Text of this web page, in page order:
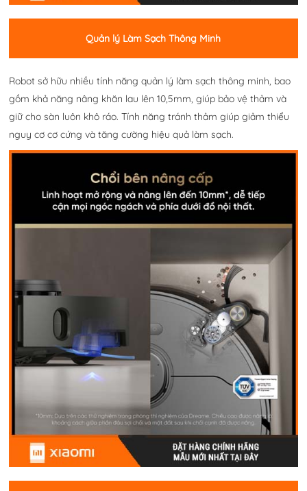
Quản lý Làm Sạch Thông Minh
Robot sở hữu nhiều tính năng quản lý làm sạch thông minh, bao
gồm khả năng nâng khăn lau lên 10,5mm, giúp bảo vệ thảm và
giữ cho sàn luôn khô ráo. Tính năng tránh thảm giúp giảm thiểu
nguy cơ cơ cứng và tăng cường hiệu quả làm sạch.